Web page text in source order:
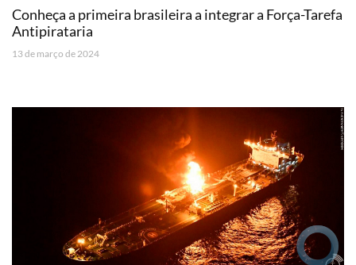
Conheça a primeira brasileira a integrar a Força-Tarefa
Antipirataria
13 de março de 2024